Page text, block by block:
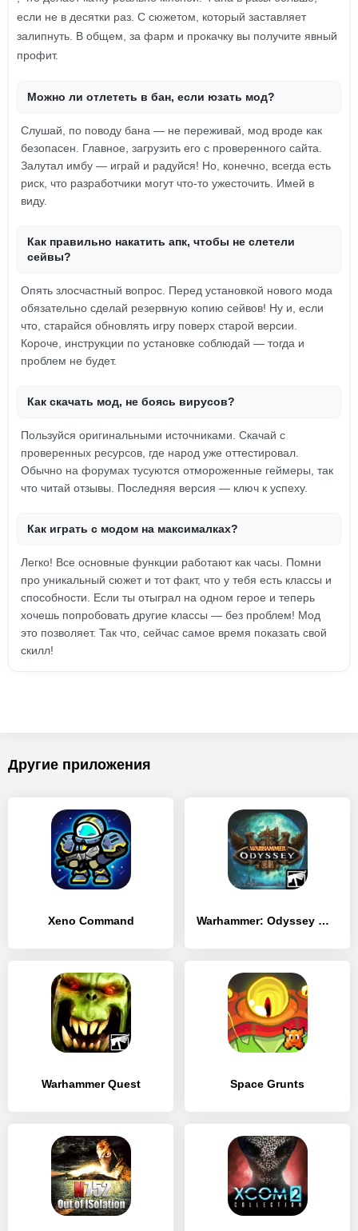
если не в десятки раз. С сюжетом, который заставляет
залипнуть. В общем, за фарм и прокачку вы получите явный
профит.
Можно ли отлететь в бан, если юзать мод?
Слушай, по поводу бана — не переживай, мод вроде как
безопасен. Главное, загрузить его с проверенного сайта.
Залутал имбу — играй и радуйся! Но, конечно, всегда есть
риск, что разработчики могут что-то ужесточить. Имей в
виду.
Как правильно накатить апк, чтобы не слетели
сейвы?
Опять злосчастный вопрос. Перед установкой нового мода
обязательно сделай резервную копию сейвов! Ну и, если
что, старайся обновлять игру поверх старой версии.
Короче, инструкции по установке соблюдай — тогда и
проблем не будет.
Как скачать мод, не боясь вирусов?
Пользуйся оригинальными источниками. Скачай с
проверенных ресурсов, где народ уже оттестировал.
Обычно на форумах тусуются отмороженные геймеры, так
что читай отзывы. Последняя версия — ключ к успеху.
Как играть с модом на максималках?
Легко! Все основные функции работают как часы. Помни
про уникальный сюжет и тот факт, что у тебя есть классы и
способности. Если ты отыграл на одном герое и теперь
хочешь попробовать другие классы — без проблем! Мод
это позволяет. Так что, сейчас самое время показать свой
скилл!
Другие приложения
Xeno Command Warhammer: Odyssey MMORPG
Warhammer Quest Space Grunts